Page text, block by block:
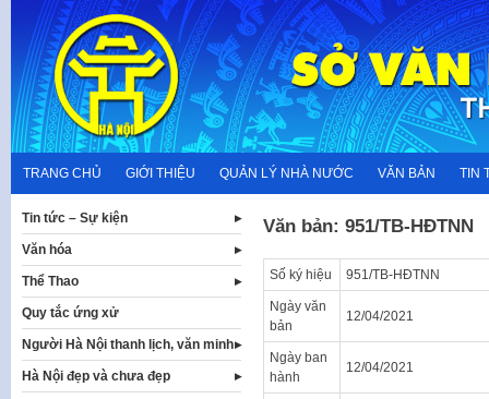
content
TRANG CHỦ GIỚI THIỆU QUẢN LÝ NHÀ NƯỚC VĂN BẢN TIN
Văn bản: 951/TB-HĐTNN
Số ký hiệu 951/TB-HĐTNN
Ngày văn
bản
12/04/2021
Ngày ban
hành
12/04/2021
Tin tức – Sự kiện
Văn hóa
Thể Thao
Quy tắc ứng xử
Người Hà Nội thanh lịch, văn minh
Hà Nội đẹp và chưa đẹp